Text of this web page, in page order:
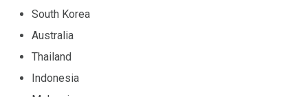
South Korea
Australia
Thailand
Indonesia